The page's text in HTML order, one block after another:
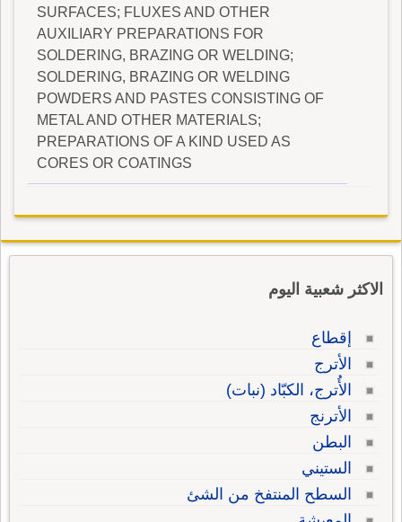
SURFACES; FLUXES AND OTHER
AUXILIARY PREPARATIONS FOR
SOLDERING, BRAZING OR WELDING;
SOLDERING, BRAZING OR WELDING
POWDERS AND PASTES CONSISTING OF
METAL AND OTHER MATERIALS;
PREPARATIONS OF A KIND USED AS
CORES OR COATINGS
الاكثر شعبية اليوم
إقطاع
الأترج
الأُترج، الكبّاد (نبات)
الأترنج
البطن
الستيني
السطح المنتفخ من الشئ